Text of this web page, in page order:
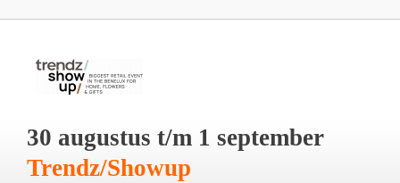
30 augustus t/m 1 september
Trendz/Showup